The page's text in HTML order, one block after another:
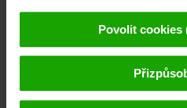
poskytovatelům třetích stran
proti tomu nejsou k dispozici
prostředky. Kliknutím na
souhlasíte s tím, že cookies
a poskytovateli třetích stran
Povolit cookies
Objevujte túry
trasám pro pěší turistiku,
freeride nebo jízdu na motorce.